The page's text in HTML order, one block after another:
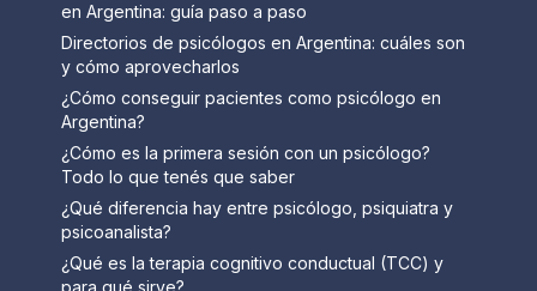
en Argentina: guía paso a paso
Directorios de psicólogos en Argentina: cuáles son
y cómo aprovecharlos
¿Cómo conseguir pacientes como psicólogo en
Argentina?
¿Cómo es la primera sesión con un psicólogo?
Todo lo que tenés que saber
¿Qué diferencia hay entre psicólogo, psiquiatra y
psicoanalista?
¿Qué es la terapia cognitivo conductual (TCC) y